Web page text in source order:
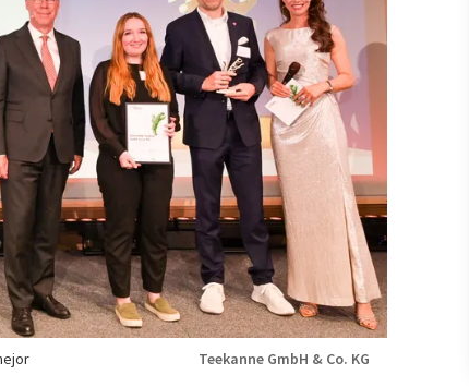
Teekanne GmbH & Co. KG